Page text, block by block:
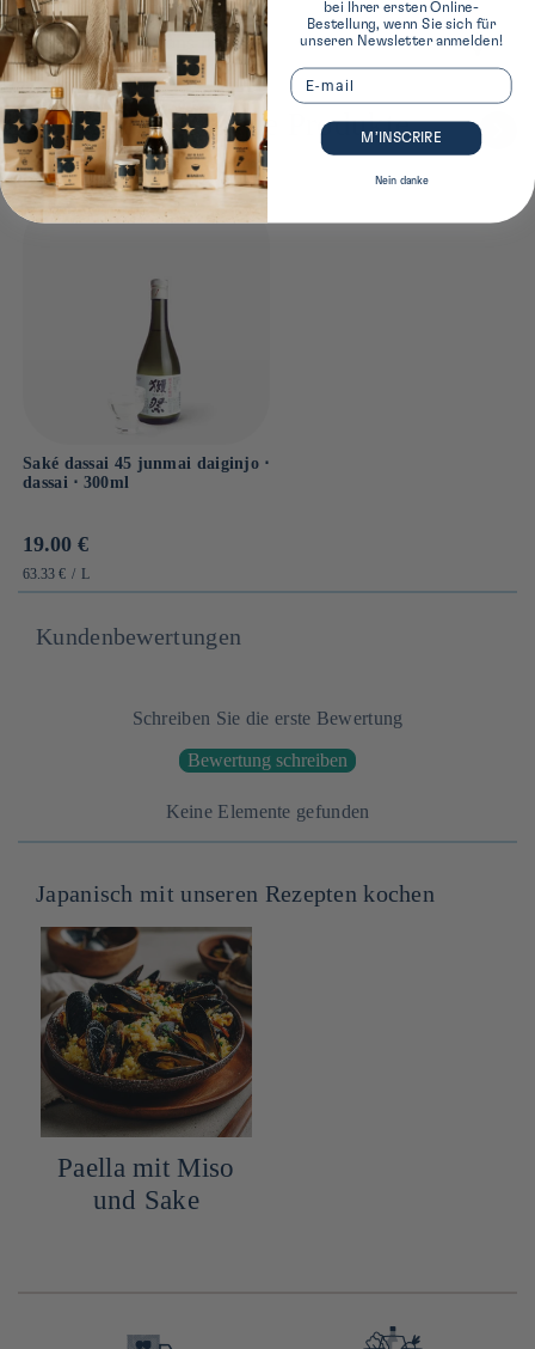
Yamaguchi
Dimensions produit
21cm x 7cm x 7cm
Zuletzt angesehene Produkte
Saké dassai 45 junmai daiginjo ⋅
dassai ⋅ 300ml
Prix
habituel
19.00 €
PRIX
UNITAIRE
63.33 € / PAR
L
Kundenbewertungen
Schreiben Sie die erste Bewertung
Bewertung schreiben
Keine Elemente gefunden
Japanisch mit unseren Rezepten kochen
Paella mit Miso
und Sake
bei Ihrer ersten Online-
Bestellung, wenn Sie sich für
unseren Newsletter anmelden!
Email
M’INSCRIRE
Nein danke